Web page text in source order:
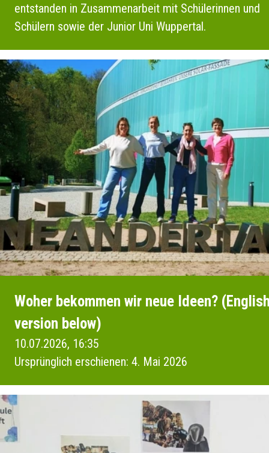
entstanden in Zusammenarbeit mit Schülerinnen und
Schülern sowie der Junior Uni Wuppertal.
Woher bekommen wir neue Ideen?
version below)
10.07.2026, 16:35
Ursprünglich erschienen: 4. Mai 2026